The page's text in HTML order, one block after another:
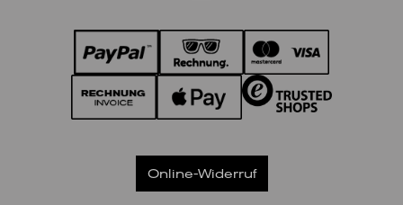
Online-Widerruf